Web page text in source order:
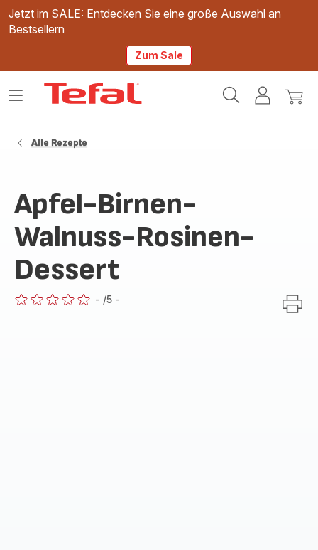
Jetzt im SALE: Entdecken Sie eine große Auswahl an
Bestsellern
Zum Sale
Mein
Mein
Das
Alle Rezepte
Apfel-Birnen-
Walnuss-Rosinen-
Dessert
- /5 -